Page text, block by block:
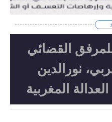
القضائي
نورالدين
المغربية